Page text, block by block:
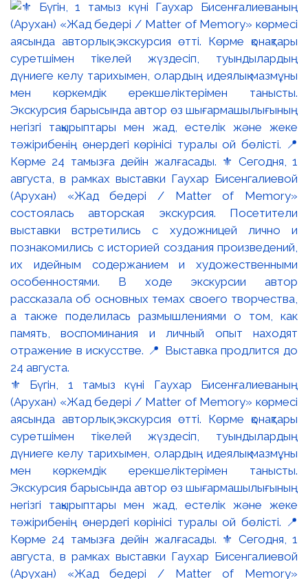
⚜️ Бүгін, 1 тамыз күні Гаухар Бисенғалиеваның
(Арухан) «Жад бедері / Matter of Memory» көрмесі
аясында авторлық экскурсия өтті. Көрме қонақтары
суретшімен тікелей жүздесіп, туындылардың
дүниеге келу тарихымен, олардың идеялық мазмұны
мен көркемдік ерекшеліктерімен танысты.
Экскурсия барысында автор өз шығармашылығының
негізгі тақырыптары мен жад, естелік және жеке
тәжірибенің өнердегі көрінісі туралы ой бөлісті. 📍
Көрме 24 тамызға дейін жалғасады. ⚜️ Сегодня, 1
августа, в рамках выставки Гаухар Бисенгалиевой
(Арухан) «Жад бедері / Matter of Memory»